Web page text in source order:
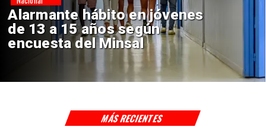
Aprueban creación del Parque
Sebastián Piñera con inversión
de $4 mil millones
MÁS RECIENTES